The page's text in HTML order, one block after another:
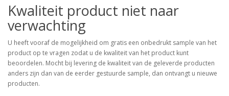
Kwaliteit product niet naar
verwachting
U heeft vooraf de mogelijkheid om gratis een onbedrukt sample van het
product op te vragen zodat u de kwaliteit van het product kunt
beoordelen. Mocht bij levering de kwaliteit van de geleverde producten
anders zijn dan van de eerder gestuurde sample, dan ontvangt u nieuwe
producten.